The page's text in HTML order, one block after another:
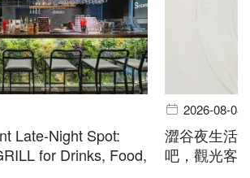
Late-Night Spot:
for Drinks, Food,
2026-08-08
澀谷夜生活
吧，觀光客